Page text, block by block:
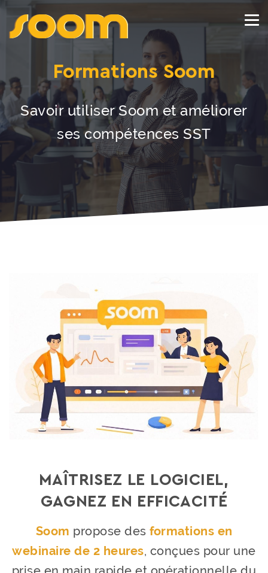
Formations Soom
Savoir utiliser Soom et améliorer
ses compétences SST
MAÎTRISEZ LE LOGICIEL,
GAGNEZ EN EFFICACITÉ
Soom propose des formations en
webinaire de 2 heures, conçues pour une